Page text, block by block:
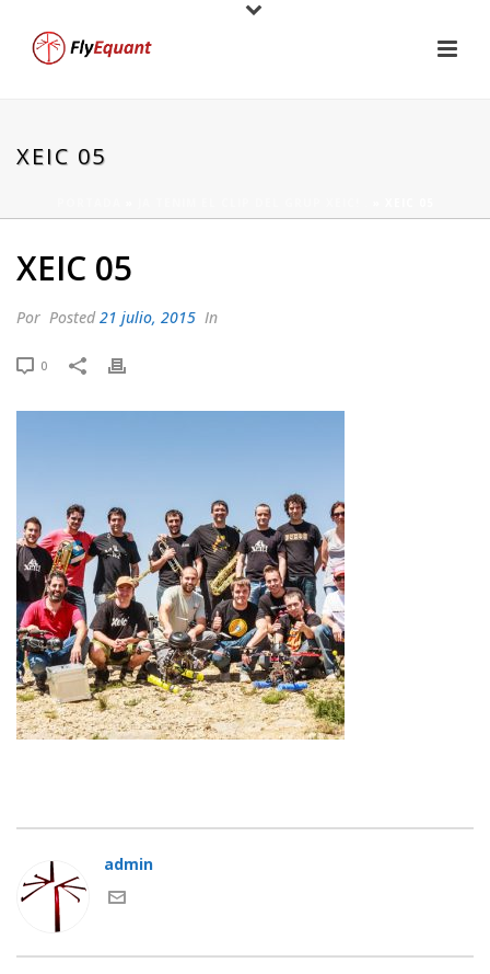
XEIC 05
XEIC 05
Por Posted21 julio, 2015 In
0
admin